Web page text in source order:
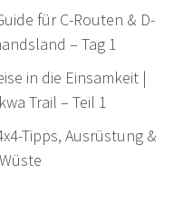
für C-Routen & D-
– Tag 1
in die Einsamkeit |
Trail – Teil 1
Tipps, Ausrüstung &